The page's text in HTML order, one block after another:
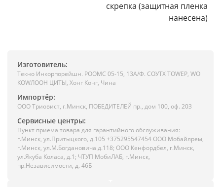
скрепка (защитная пленка
нанесена)
Изготовитель:
Текно Инкорпорейшн. РООМС 05-15, 13А/Ф. СОУТХ ТОWЕР, WО
КОWЛООН ЦИТЫ, Хонг Конг, Чина
Импортёр:
ООО Триовист, г.Минск, ПОБЕДИТЕЛЕЙ пр., дом 100, оф. 203
Сервисные центры:
Пункт приема товара для гарантийного обслуживания:
г.Минск, ул.Притыцкого, д.105 +375295547454 ООО Мобайлрем,
г.Минск, ул.М.Богдановича д.118; ООО Кенфордбел, г.Минск,
ул.Якуба Коласа, д.1; ЧТУП МобиЛАБ, г.Минск,
пр.Независимости, д. 46Б